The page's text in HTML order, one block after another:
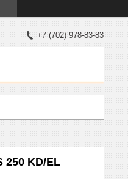
+7 (702) 978-83-83
250 KD/EL